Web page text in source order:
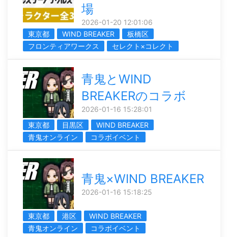
場
2026-01-20 12:01:06
東京都
WIND BREAKER
板橋区
フロンティアワークス
セレクト×コレクト
青鬼とWIND
BREAKERのコラボ
2026-01-16 15:28:01
東京都
目黒区
WIND BREAKER
青鬼オンライン
コラボイベント
青鬼×WIND BREAKER
2026-01-16 15:18:25
東京都 港区
WIND BREAKER
青鬼オンライン
コラボイベント